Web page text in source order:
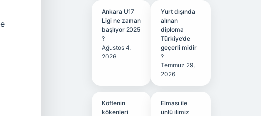
Ankara U17
Ligi ne zaman
başlıyor 2025
?
Ağustos 4,
2026
Yurt dışında
alınan
diploma
Türkiye’de
geçerli midir
?
Temmuz 29,
2026
Köftenin
kökenleri
Elması ile
ünlü ilimiz